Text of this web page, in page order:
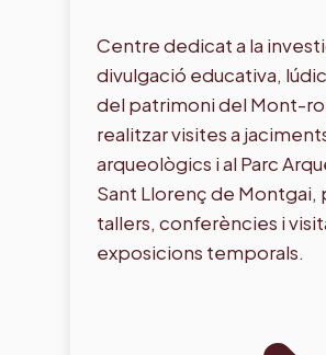
Centre dedicat a la
divulgació educativa,
del patrimoni del Mont-
realitzar visites a
arqueològics i al Parc
Sant Llorenç de Montgai,
tallers, conferències i
exposicions temporals.